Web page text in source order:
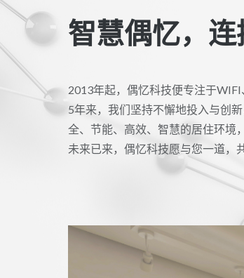
智慧偶忆，
2013年起，偶忆科技便专注于
5年来，我们坚持不懈地投入与创
全、节能、高效、智慧的居住环境
未来已来，偶忆科技愿与您一道，